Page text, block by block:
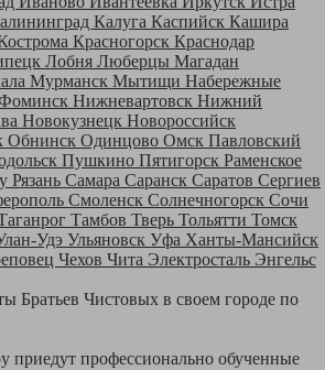
Калуга Каспийск Кашира
Красногорск Краснодар
Лобня Люберцы Магадан
Мурманск Мытищи Набережные
Нижневартовск Нижний
Новокузнецк Новороссийск
Обнинск Одинцово Омск Павловский
Пушкино Пятигорск Раменское
Рязань Самара Саранск Саратов Сергиев
Смоленск Солнечногорск Сочи
Тамбов Тверь Тольятти Томск
Удэ Ульяновск Уфа Ханты-Мансийск
Чехов Чита Электросталь Энгельс
Братьев Чистовых в своем городе по
приедут профессионально обученные